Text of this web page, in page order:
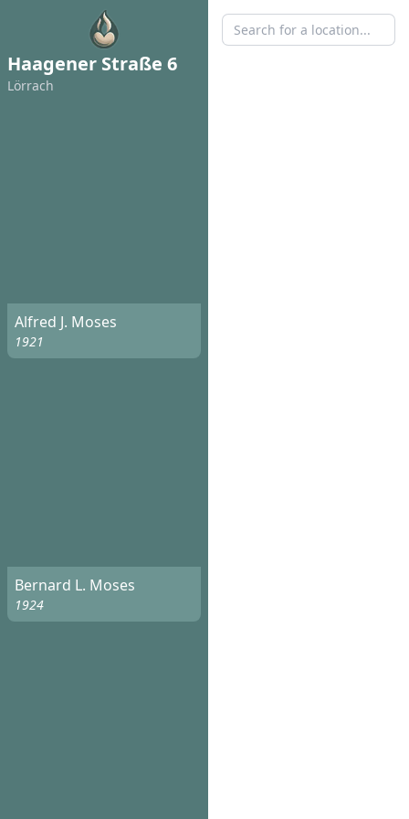
Haagener Straße 6
Lörrach
Alfred J. Moses
1921
Bernard L. Moses
1924